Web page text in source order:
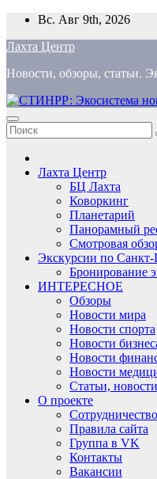
Перейти
содержимому
Вс. Авг 9th, 2026
Лахта Центр
Новости, обзоры, статьи.
Лахта Центр
БЦ Лахта
Коворкинг
Планетарий
Панорамный
Смотровая
Экскурсии по Санкт-
Бронирование
ИНТЕРЕСНОЕ
Обзоры
Новости мира
Новости спорта
Новости
Новости
Новости
Статьи,
О проекте
Сотрудничество
Правила сайта
Группа в VK
Контакты
Вакансии